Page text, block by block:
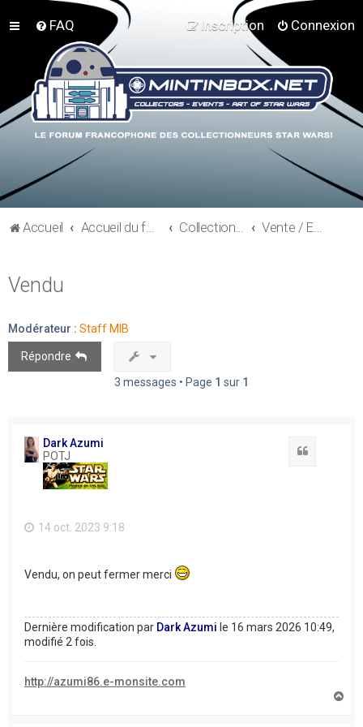
FAQ Connexion
Inscription
Accueil Accueil du forum Collections hors Star Wars Vente / Echange - Proders non SW
Vendu
Modérateur : Staff MIB
Répondre
3 messages • Page 1 sur 1
Dark Azumi
POTJ
14 oct. 2023 9:18
Vendu, on peut fermer merci
Dernière modification par Dark Azumi le 16 mars 2026 10:49,
modifié 2 fois.
http://azumi86.e-monsite.com